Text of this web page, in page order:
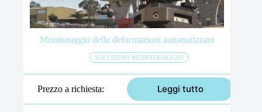
Monitoraggio delle deformazioni automatizzato
SOLUZIONI MONITORAGGIO
Prezzo a richiesta Leggi tutto